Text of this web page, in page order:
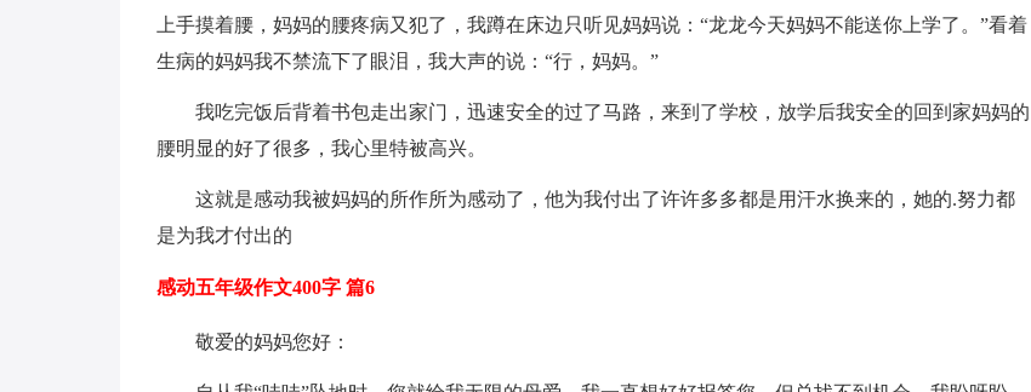
上手摸着腰，妈妈的腰疼病又犯了，我蹲在床边只听见妈妈说：“龙龙今天妈妈不能送你上学了。”看着
生病的妈妈我不禁流下了眼泪，我大声的说：“行，妈妈。”
我吃完饭后背着书包走出家门，迅速安全的过了马路，来到了学校，放学后我安全的回到家妈妈的
腰明显的好了很多，我心里特被高兴。
这就是感动我被妈妈的所作所为感动了，他为我付出了许许多多都是用汗水换来的，她的.努力都
是为我才付出的
感动五年级作文400字 篇6
敬爱的妈妈您好：